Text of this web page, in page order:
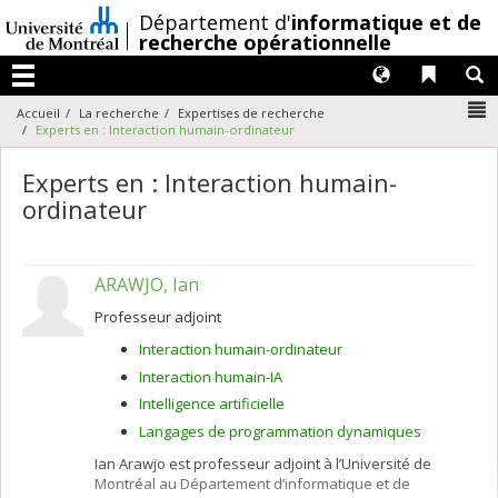
au
contenu
/Département d'informatique et de
recherche opérationnelle
Menu
Liens
Langues
Accueil La recherche
Expertises de recherche
Experts en : Interaction humain-ordinateur
Experts en : Interaction humain-
ordinateur
ARAWJO, Ian
Professeur adjoint
Interaction humain-ordinateur
Interaction humain-IA
Intelligence artificielle
Langages de programmation dynamiques
Ian Arawjo est professeur adjoint à l’Université de
Montréal au Département d’informatique et de